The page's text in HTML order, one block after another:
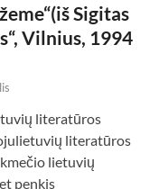
Sigitas
Vilnius, 1994
literatūros
literatūros
lietuvių
penkis